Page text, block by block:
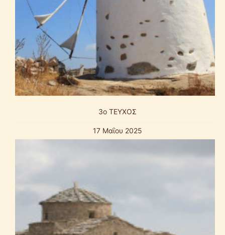
3ο ΤΕΥΧΟΣ
17 Μαΐου 2025